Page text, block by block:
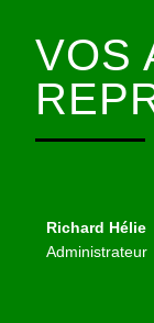
VOS
Richard Hélie
Administrateur